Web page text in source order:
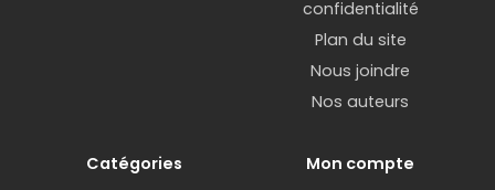
confidentialité
Plan du site
Nous joindre
Nos auteurs
Catégories
Mon compte